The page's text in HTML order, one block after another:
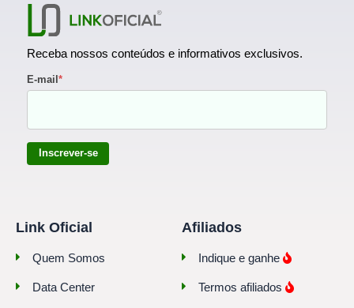
Receba nossos conteúdos e informativos exclusivos.
E-mail*
Inscrever-se
Link Oficial
Quem Somos
Data Center
Afiliados
Indique e ganhe
Termos afiliados